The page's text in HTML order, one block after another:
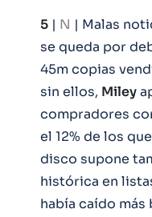
5 | N | Malas
se queda por
45m copias
sin ellos, Miley
compradores
el 12% de los
disco supone
histórica en
había caído más